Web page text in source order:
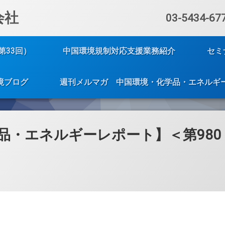
社 電話番号:
03-5434-
33回） 中国環境規制対応支援業務紹介 セ
ブログ 週刊メルマガ 中国環境・化学品・エネルギ
・エネルギーレポート】＜第980